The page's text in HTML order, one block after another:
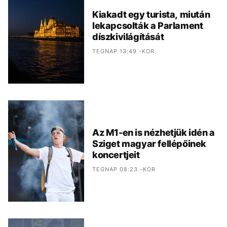
Kiakadt egy turista, miután
lekapcsolták a Parlament
díszkivilágítását
TEGNAP 13:49 -KOR
Az M1-en is nézhetjük idén a
Sziget magyar fellépőinek
koncertjeit
TEGNAP 08:23 -KOR